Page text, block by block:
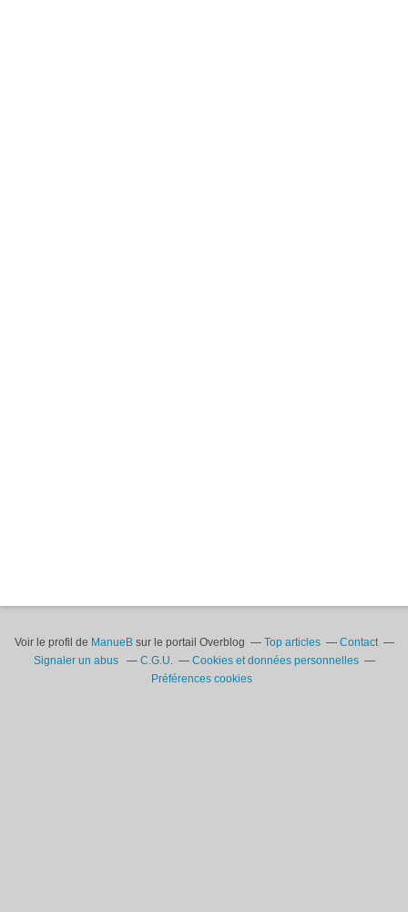
Voir le profil de ManueBsur le portail Overblog Top articles
Contact
Signaler un abus
C.G.U.
Cookies et données personnelles
Préférences cookies